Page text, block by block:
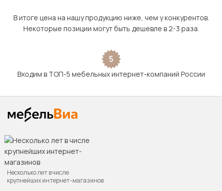
В итоге цена на нашу продукцию ниже, чем у конкурентов.
Некоторые позиции могут быть дешевле в 2-3 раза.
5
Входим в ТОП-5 мебельных интернет-компаний России
Несколько лет в числе
крупнейших интернет-магазинов